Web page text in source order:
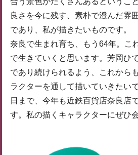
良さを今に残す、素朴で澄んだ雰
であり、私が描きたいものです。
奈良で生まれ育ち、もう64年。こ
で生きていくと思います。芳岡ひ
であり続けられるよう、これから
ラクターを通して描いていきたい
日まで、今年も近鉄百貨店奈良店
す。私の描くキャラクターにぜひ